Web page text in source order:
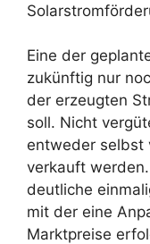
Eine der
zukünftig nur
der erzeugten
soll. Nicht
entweder selbst
verkauft
deutliche
mit der eine
Marktpreise